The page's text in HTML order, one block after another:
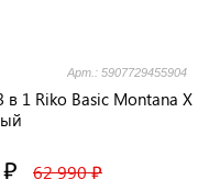
Арт.: 5907729455904
в 1 Riko Basic Montana X
62 990 ₽